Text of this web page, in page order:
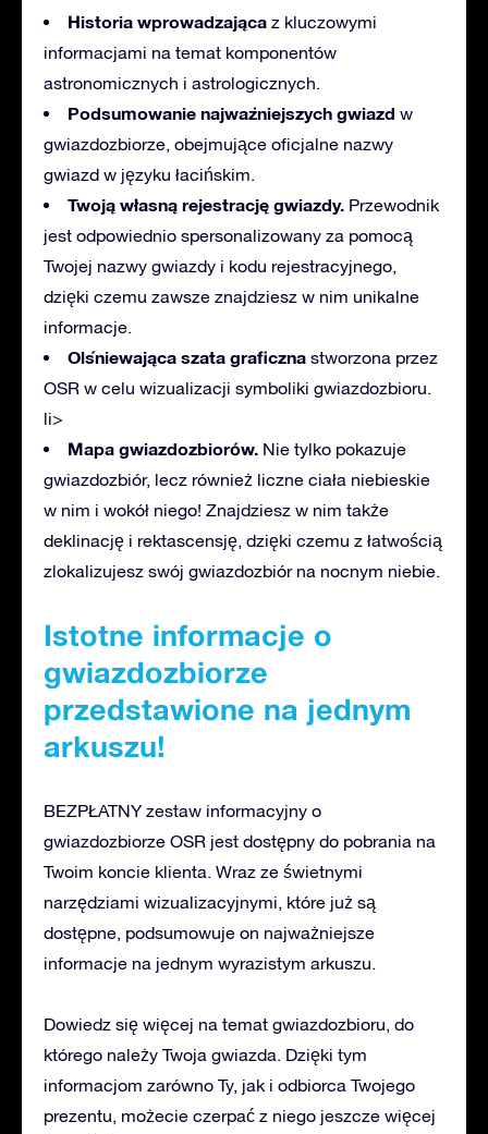
Historia wprowadzająca z kluczowymi
informacjami na temat komponentów
astronomicznych i astrologicznych.
Podsumowanie najważniejszych gwiazd w
gwiazdozbiorze, obejmujące oficjalne nazwy
gwiazd w języku łacińskim.
Twoją własną rejestrację gwiazdy. Przewodnik
jest odpowiednio spersonalizowany za pomocą
Twojej nazwy gwiazdy i kodu rejestracyjnego,
dzięki czemu zawsze znajdziesz w nim unikalne
informacje.
Olśniewająca szata graficzna stworzona przez
OSR w celu wizualizacji symboliki gwiazdozbioru.
li>
Mapa gwiazdozbiorów. Nie tylko pokazuje
gwiazdozbiór, lecz również liczne ciała niebieskie
w nim i wokół niego! Znajdziesz w nim także
deklinację i rektascensję, dzięki czemu z łatwością
zlokalizujesz swój gwiazdozbiór na nocnym niebie.
Istotne informacje o
gwiazdozbiorze
przedstawione na jednym
arkuszu!
BEZPŁATNY zestaw informacyjny o
gwiazdozbiorze OSR jest dostępny do pobrania na
Twoim koncie klienta. Wraz ze świetnymi
narzędziami wizualizacyjnymi, które już są
dostępne, podsumowuje on najważniejsze
informacje na jednym wyrazistym arkuszu.
Dowiedz się więcej na temat gwiazdozbioru, do
którego należy Twoja gwiazda. Dzięki tym
informacjom zarówno Ty, jak i odbiorca Twojego
prezentu, możecie czerpać z niego jeszcze więcej